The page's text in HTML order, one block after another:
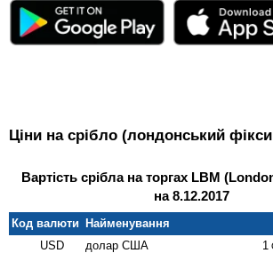
Ціни на срібло (лондонський
Вартість срібла на торгах LBM
на 8.12.2017
Код валюти Найменування
USD
долар США 1